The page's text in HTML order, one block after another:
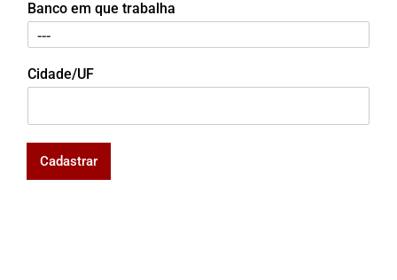
Banco em que trabalha
Cidade/UF
Cadastrar